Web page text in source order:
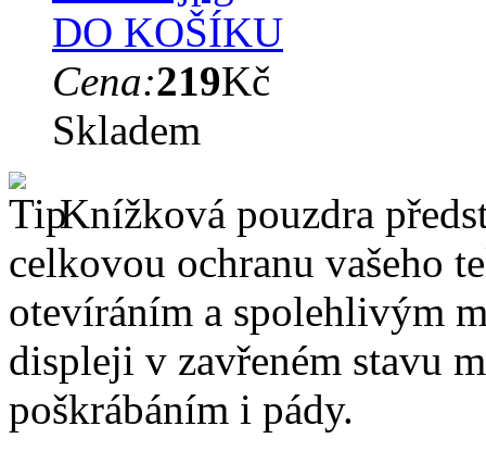
DO KOŠÍKU
Cena:219Kč
Skladem
Knížková pouzdra
celkovou ochranu vašeho
otevíráním a spolehlivým
displeji v zavřeném stavu
poškrábáním i pády.